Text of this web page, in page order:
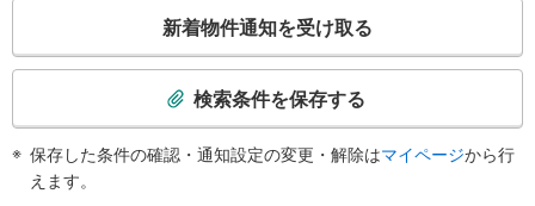
・荻窪方面行きホーム上
検
新着物件通知を受け取る
検索条件を保存する
保存した条件の確認・通知設定の変更・解除はマイページから行
えます。